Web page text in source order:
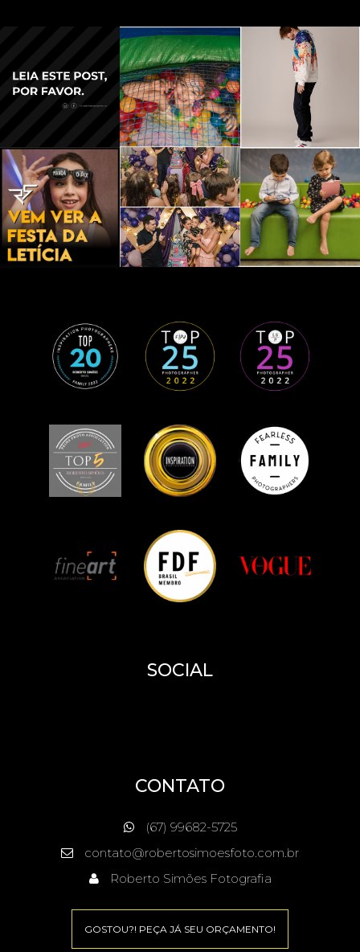
SOCIAL
CONTATO
(67) 99682-5725
contato@robertosimoesfoto.com.br
Roberto Simões Fotografia
GOSTOU?! PEÇA JÁ SEU ORÇAMENTO!